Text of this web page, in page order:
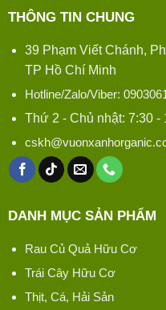
THÔNG TIN CHUNG
39 Phạm Viết Chánh,
TP Hồ Chí Minh
Hotline/Zalo/Viber:
Thứ 2 - Chủ nhật: 7:30 -
DANH MỤC SẢN PHẨM
Rau Củ Quả Hữu Cơ
Trái Cây Hữu Cơ
Thịt, Cá, Hải Sản